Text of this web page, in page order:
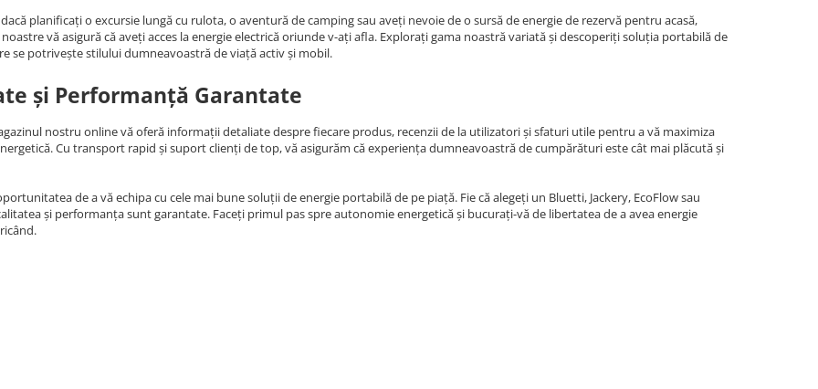
planificați o excursie lungă cu rulota, o aventură de camping sau aveți nevoie de o sursă de energie de rezervă pentru acasă,
vă asigură că aveți acces la energie electrică oriunde v-ați afla. Explorați gama noastră variată și descoperiți soluția portabilă de
se potrivește stilului dumneavoastră de viață activ și mobil.
și Performanță Garantate
nostru online vă oferă informații detaliate despre fiecare produs, recenzii de la utilizatori și sfaturi utile pentru a vă maximiza
Cu transport rapid și suport clienți de top, vă asigurăm că experiența dumneavoastră de cumpărături este cât mai plăcută și
de a vă echipa cu cele mai bune soluții de energie portabilă de pe piață. Fie că alegeți un Bluetti, Jackery, EcoFlow sau
și performanța sunt garantate. Faceți primul pas spre autonomie energetică și bucurați-vă de libertatea de a avea energie